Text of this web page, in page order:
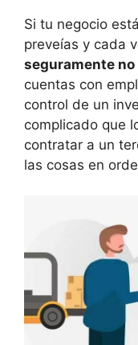
Si tu negocio
preveías y cada
seguramente
cuentas con
control de un
complicado que
contratar a un
las cosas en